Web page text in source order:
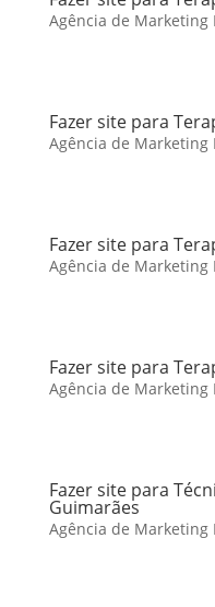
Agência de Marketing
Fazer site para
Agência de Marketing
Fazer site para
Agência de Marketing
Fazer site para
Agência de Marketing
Fazer site para
Guimarães
Agência de Marketing